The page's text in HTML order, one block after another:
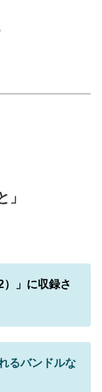
」
）」に収録さ
るバンドルな